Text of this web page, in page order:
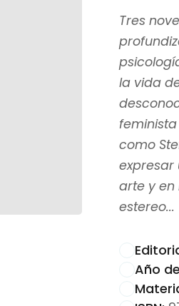
Tres
la vida
como
expresar
arte y en
estereo...
Año